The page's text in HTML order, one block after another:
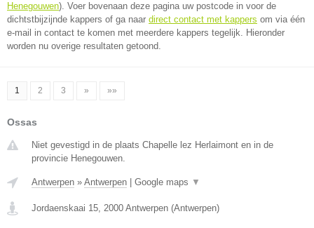
Henegouwen). Voer bovenaan deze pagina uw postcode in voor de
dichtstbijzijnde kappers of ga naar direct contact met kappers om via één
e-mail in contact te komen met meerdere kappers tegelijk. Hieronder
worden nu overige resultaten getoond.
1 2 3 » »»
Ossas
Niet gevestigd in de plaats Chapelle lez Herlaimont en in de
provincie Henegouwen.
Antwerpen » Antwerpen Google maps ▼
Jordaenskaai 15, 2000 Antwerpen (Antwerpen)